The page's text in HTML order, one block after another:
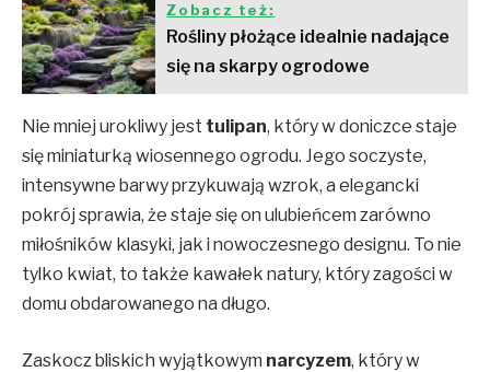
Zobacz też:
Rośliny płożące idealnie nadające
się na skarpy ogrodowe
Nie mniej urokliwy jest tulipan, który w doniczce staje
się miniaturką wiosennego ogrodu. Jego soczyste,
intensywne barwy przykuwają wzrok, a elegancki
pokrój sprawia, że staje się on ulubieńcem zarówno
miłośników klasyki, jak i nowoczesnego designu. To nie
tylko kwiat, to także kawałek natury, który zagości w
domu obdarowanego na długo.
Zaskocz bliskich wyjątkowym narcyzem, który w